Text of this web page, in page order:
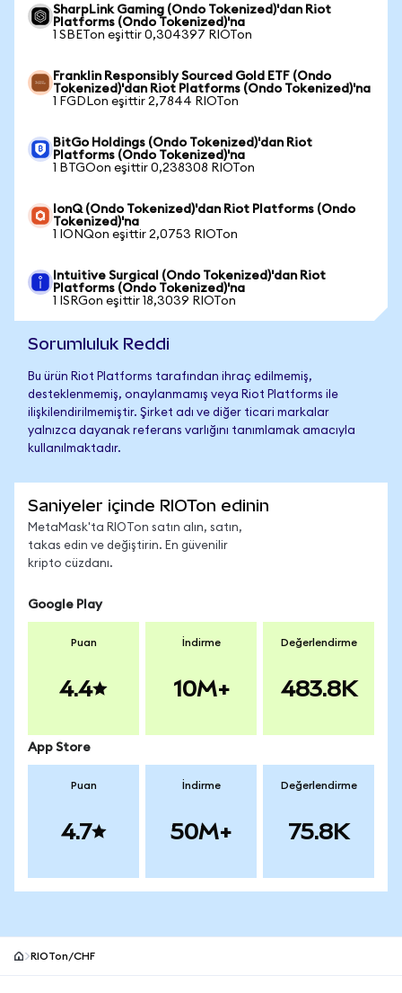
SharpLink Gaming (Ondo Tokenized)'dan Riot
Platforms (Ondo Tokenized)'na
1 SBETon eşittir 0,304397 RIOTon
Franklin Responsibly Sourced Gold ETF (Ondo
Tokenized)'dan Riot Platforms (Ondo Tokenized)'na
1 FGDLon eşittir 2,7844 RIOTon
BitGo Holdings (Ondo Tokenized)'dan Riot
Platforms (Ondo Tokenized)'na
1 BTGOon eşittir 0,238308 RIOTon
IonQ (Ondo Tokenized)'dan Riot Platforms (Ondo
Tokenized)'na
1 IONQon eşittir 2,0753 RIOTon
Intuitive Surgical (Ondo Tokenized)'dan Riot
Platforms (Ondo Tokenized)'na
1 ISRGon eşittir 18,3039 RIOTon
Sorumluluk Reddi
Bu ürün Riot Platforms tarafından ihraç edilmemiş,
desteklenmemiş, onaylanmamış veya Riot Platforms ile
ilişkilendirilmemiştir. Şirket adı ve diğer ticari markalar
yalnızca dayanak referans varlığını tanımlamak amacıyla
kullanılmaktadır.
Saniyeler içinde RIOTon edinin
MetaMask'ta RIOTon satın alın, satın,
takas edin ve değiştirin. En güvenilir
kripto cüzdanı.
Google Play
Puan
4.4
İndirme
10M+
Değerlendirme
483.8K
App Store
Puan
4.7
İndirme
50M+
Değerlendirme
75.8K
RIOTon/CHF